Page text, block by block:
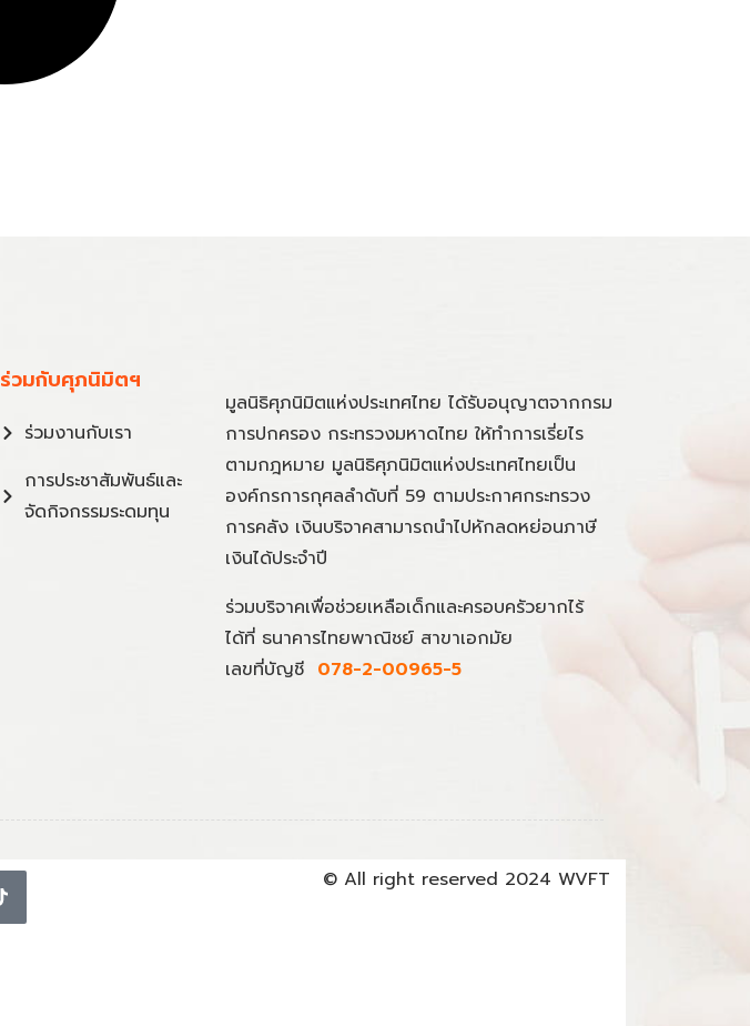
ร่วมกับศุภนิมิตฯ
ร่วมงานกับเรา
การประชาสัมพันธ์และ
จัดกิจกรรมระดมทุน
มูลนิธิศุภนิมิตแห่งประเทศไทย ได้รับอนุญาตจากกรม
การปกครอง กระทรวงมหาดไทย ให้ทำการเรี่ยไร
ตามกฎหมาย มูลนิธิศุภนิมิตแห่งประเทศไทยเป็น
องค์กรการกุศลลำดับที่ 59 ตามประกาศกระทรวง
การคลัง เงินบริจาคสามารถนำไปหักลดหย่อนภาษี
เงินได้ประจำปี
ร่วมบริจาคเพื่อช่วยเหลือเด็กและครอบครัวยากไร้
ได้ที่ ธนาคารไทยพาณิชย์ สาขาเอกมัย
เลขที่บัญชี 078-2-00965-5
© All right reserved 2024 WVFT